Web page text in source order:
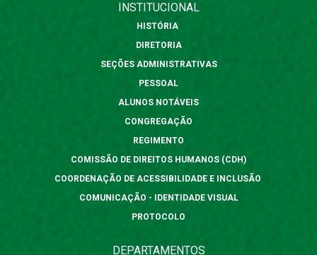
INSTITUCIONAL
HISTÓRIA
DIRETORIA
SEÇÕES ADMINISTRATIVAS
PESSOAL
ALUNOS NOTÁVEIS
CONGREGAÇÃO
REGIMENTO
COMISSÃO DE DIREITOS HUMANOS (CDH)
COORDENAÇÃO DE ACESSIBILIDADE E INCLUSÃO
COMUNICAÇÃO - IDENTIDADE VISUAL
PROTOCOLO
DEPARTAMENTOS